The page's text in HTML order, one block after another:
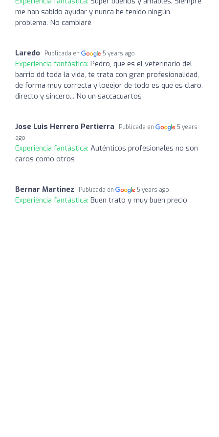
me han sabido ayudar y nunca he tenido ningún
problema. No cambiaré
Laredo Publicada en 5 years ago
Experiencia fantástica: Pedro, que es el veterinario del
barrio dd toda la vida, te trata con gran profesionalidad,
de forma muy correcta y loeejor de todo es que es claro,
directo y sincero... No un saccacuartos
Jose Luis Herrero Pertierra Publicada en
5 years
ago
Experiencia fantástica: Auténticos profesionales no son
caros como otros
Bernar Martinez Publicada en 5 years ago
Experiencia fantástica: Buen trato y muy buen precio